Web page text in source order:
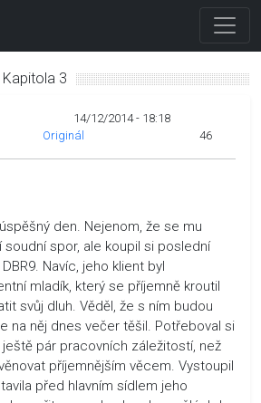
Kapitola 3
14/12/2014 - 18:18
Originál 46
den. Nejenom, že se mu
soudní spor, ale koupil si poslední
Navíc, jeho klient byl
mladík, který se příjemně kroutil
svůj dluh. Věděl, že s ním budou
na něj dnes večer těšil. Potřeboval si
pár pracovních záležitostí, než
příjemnějším věcem. Vystoupil
před hlavním sídlem jeho